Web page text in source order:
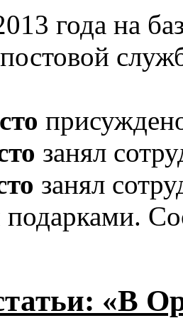
года на
занял
занял
«В